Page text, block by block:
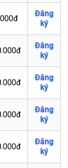
Đăng
ký
Đăng
ký
Đăng
ký
Đăng
ký
Đăng
ký